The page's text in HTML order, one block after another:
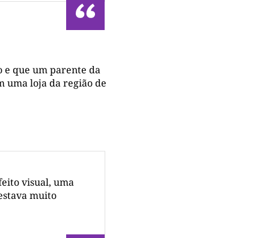
e que um parente da
uma loja da região de
visual, uma
muito